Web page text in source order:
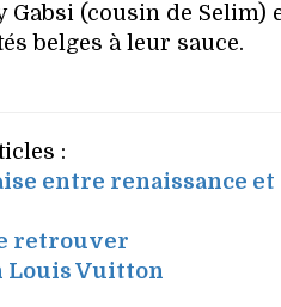
Gabsi (cousin de Selim)
belges à leur sauce.
:
entre renaissance et
retrouver
Louis Vuitton